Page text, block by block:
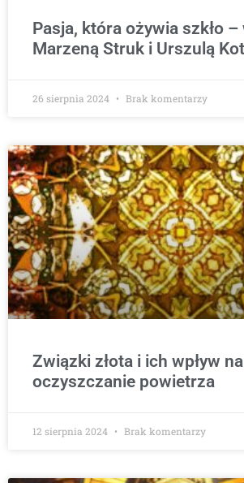
Pasja, która ożywia szkło –
Marzeną Struk i Urszulą
26 sierpnia 2024 Brak komentarzy
Związki złota i ich wpływ na
oczyszczanie powietrza
12 sierpnia 2024 Brak komentarzy